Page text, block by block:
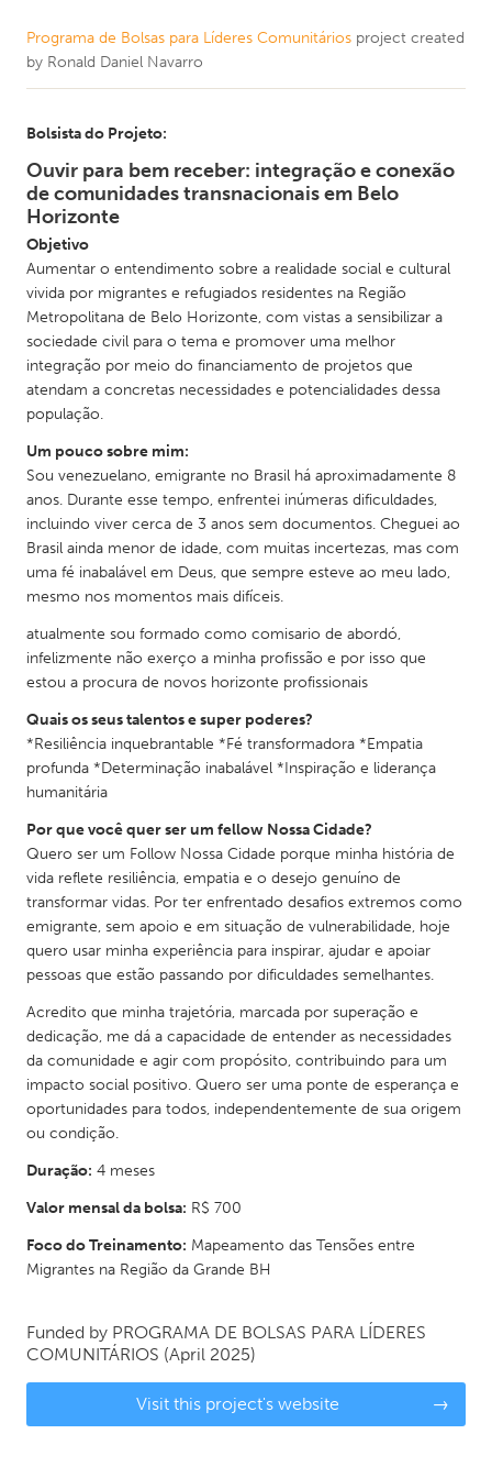
Programa de Bolsas para Líderes Comunitários project created
by Ronald Daniel Navarro
Bolsista do Projeto:
Ouvir para bem receber: integração e conexão
de comunidades transnacionais em Belo
Horizonte
Objetivo
Aumentar o entendimento sobre a realidade social e cultural
vivida por migrantes e refugiados residentes na Região
Metropolitana de Belo Horizonte, com vistas a sensibilizar a
sociedade civil para o tema e promover uma melhor
integração por meio do financiamento de projetos que
atendam a concretas necessidades e potencialidades dessa
população.
Um pouco sobre mim:
Sou venezuelano, emigrante no Brasil há aproximadamente 8
anos. Durante esse tempo, enfrentei inúmeras dificuldades,
incluindo viver cerca de 3 anos sem documentos. Cheguei ao
Brasil ainda menor de idade, com muitas incertezas, mas com
uma fé inabalável em Deus, que sempre esteve ao meu lado,
mesmo nos momentos mais difíceis.
atualmente sou formado como comisario de abordó,
infelizmente não exerço a minha profissão e por isso que
estou a procura de novos horizonte profissionais
Quais os seus talentos e super poderes?
*Resiliência inquebrantable *Fé transformadora *Empatia
profunda *Determinação inabalável *Inspiração e liderança
humanitária
Por que você quer ser um fellow Nossa Cidade?
Quero ser um Follow Nossa Cidade porque minha história de
vida reflete resiliência, empatia e o desejo genuíno de
transformar vidas. Por ter enfrentado desafios extremos como
emigrante, sem apoio e em situação de vulnerabilidade, hoje
quero usar minha experiência para inspirar, ajudar e apoiar
pessoas que estão passando por dificuldades semelhantes.
Acredito que minha trajetória, marcada por superação e
dedicação, me dá a capacidade de entender as necessidades
da comunidade e agir com propósito, contribuindo para um
impacto social positivo. Quero ser uma ponte de esperança e
oportunidades para todos, independentemente de sua origem
ou condição.
Duração: 4 meses
Valor mensal da bolsa: R$ 700
Foco do Treinamento: Mapeamento das Tensões entre
Migrantes na Região da Grande BH
Funded by PROGRAMA DE BOLSAS PARA LÍDERES
COMUNITÁRIOS (April 2025)
Visit this project's website →